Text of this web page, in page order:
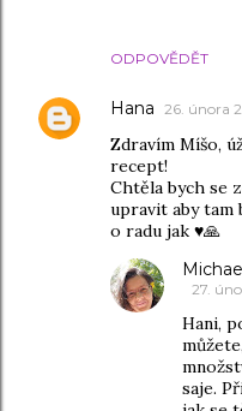
ODPOVĚDĚT
Hana 26. února
Zdravím Míšo,
recept!
Chtěla bych se
upravit aby tam
o radu jak ♥️🙏
27.
Hani,
saje.